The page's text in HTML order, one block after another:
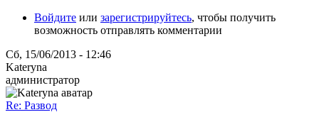
Войдите или зарегистрируйтесь, чтобы получить
возможность отправлять комментарии
Сб, 15/06/2013 - 12:46
Kateryna
администратор
Re: Развод